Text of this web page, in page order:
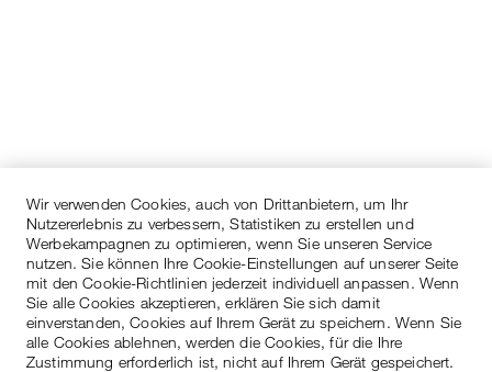
Wir verwenden Cookies, auch von Drittanbietern, um Ihr
Nutzererlebnis zu verbessern, Statistiken zu erstellen und
Werbekampagnen zu optimieren, wenn Sie unseren Service
nutzen. Sie können Ihre Cookie-Einstellungen auf unserer Seite
mit den Cookie-Richtlinien jederzeit individuell anpassen. Wenn
Sie alle Cookies akzeptieren, erklären Sie sich damit
einverstanden, Cookies auf Ihrem Gerät zu speichern. Wenn Sie
alle Cookies ablehnen, werden die Cookies, für die Ihre
Zustimmung erforderlich ist, nicht auf Ihrem Gerät gespeichert.